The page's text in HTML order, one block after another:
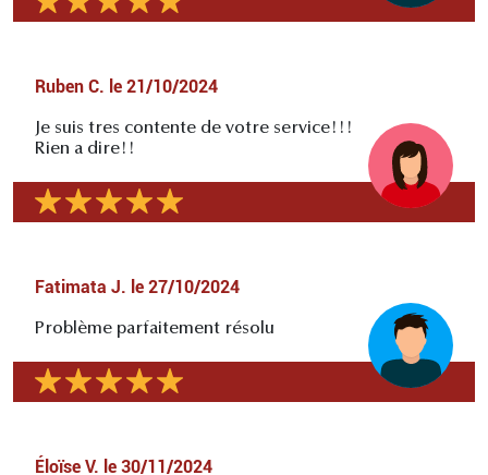
Ruben C. le 21/10/2024
Je suis tres contente de votre service!!!
Rien a dire!!
Fatimata J. le 27/10/2024
Problème parfaitement résolu
Éloïse V. le 30/11/2024